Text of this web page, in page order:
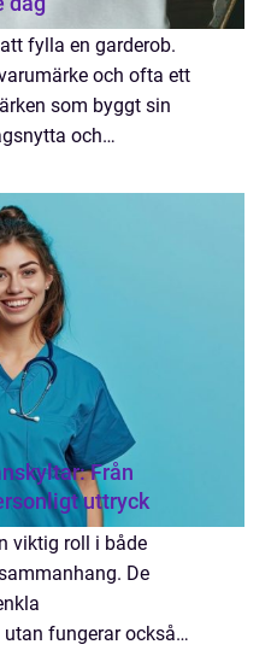
fylla en garderob.
och ofta ett
som byggt sin
och
Från
uttryck
viktig roll i både
De
fungerar också